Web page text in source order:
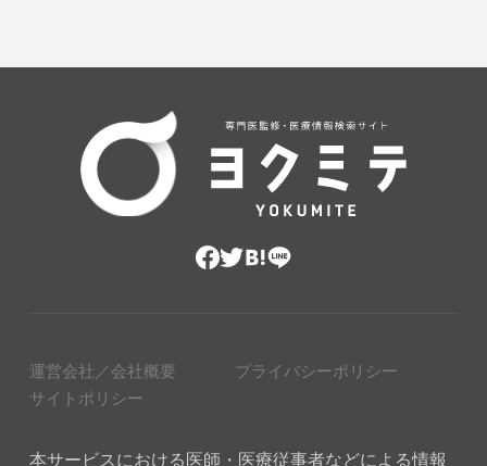
運営会社／会社概要
プライバシーポリシー
サイトポリシー
本サービスにおける医師・医療従事者などによる情報